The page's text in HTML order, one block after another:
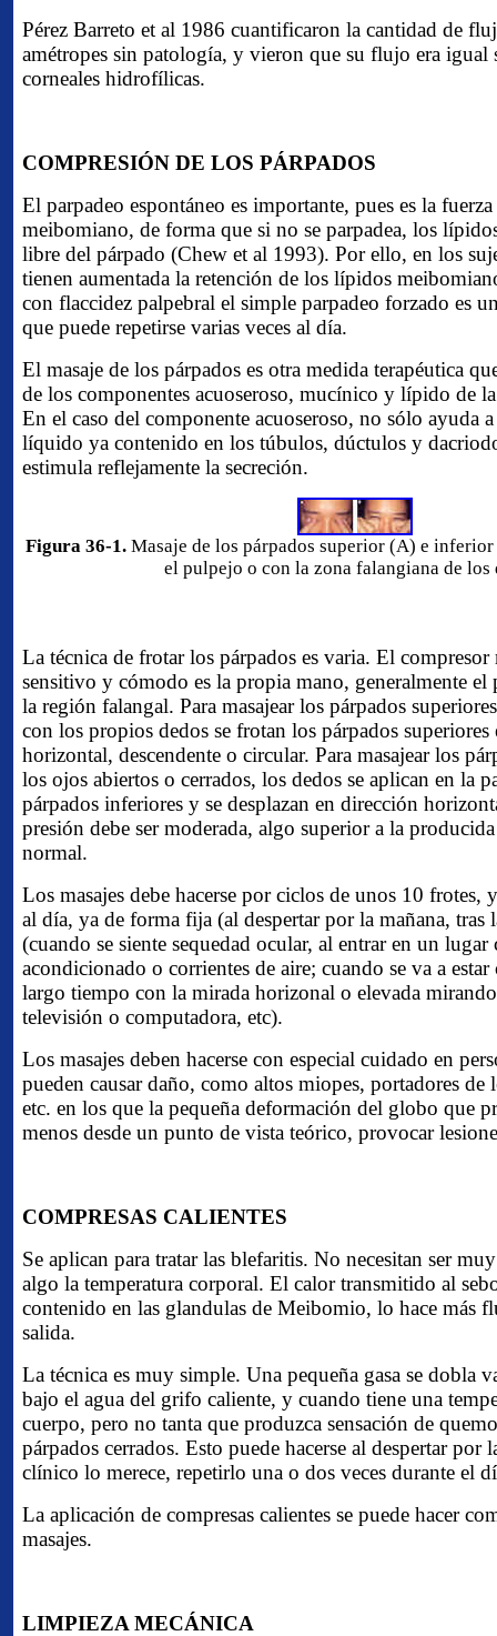
Pérez Barreto et al 1986 cuantificaron la cantidad de
amétropes sin patología, y vieron que su flujo era
corneales hidrofílicas.
COMPRESIÓN DE LOS PÁRPADOS
El parpadeo espontáneo es importante, pues es la
meibomiano, de forma que si no se parpadea, los
libre del párpado (Chew et al 1993). Por ello, en los
tienen aumentada la retención de los lípidos
con flaccidez palpebral el simple parpadeo forzado es
que puede repetirse varias veces al día.
El masaje de los párpados es otra medida terapéutica
de los componentes acuoseroso, mucínico y lípido de
En el caso del componente acuoseroso, no sólo ayuda
líquido ya contenido en los túbulos, dúctulos y
estimula reflejamente la secreción.
Figura 36-1. Masaje de los párpados superior (A) e inferior
el pulpejo o con la zona falangiana de los
La técnica de frotar los párpados es varia. El compresor
sensitivo y cómodo es la propia mano, generalmente el
la región falangal. Para masajear los párpados
con los propios dedos se frotan los párpados
horizontal, descendente o circular. Para masajear los
los ojos abiertos o cerrados, los dedos se aplican en la
párpados inferiores y se desplazan en dirección
presión debe ser moderada, algo superior a la
normal.
Los masajes debe hacerse por ciclos de unos 10 frotes,
al día, ya de forma fija (al despertar por la mañana, tras
(cuando se siente sequedad ocular, al entrar en un lugar
acondicionado o corrientes de aire; cuando se va a
largo tiempo con la mirada horizonal o elevada
televisión o computadora, etc).
Los masajes deben hacerse con especial cuidado en
pueden causar daño, como altos miopes, portadores de
etc. en los que la pequeña deformación del globo que
menos desde un punto de vista teórico, provocar
COMPRESAS CALIENTES
Se aplican para tratar las blefaritis. No necesitan ser
algo la temperatura corporal. El calor transmitido al
contenido en las glandulas de Meibomio, lo hace más
salida.
La técnica es muy simple. Una pequeña gasa se dobla
bajo el agua del grifo caliente, y cuando tiene una
cuerpo, pero no tanta que produzca sensación de
párpados cerrados. Esto puede hacerse al despertar por
clínico lo merece, repetirlo una o dos veces durante el
La aplicación de compresas calientes se puede hacer
masajes.
LIMPIEZA MECÁNICA